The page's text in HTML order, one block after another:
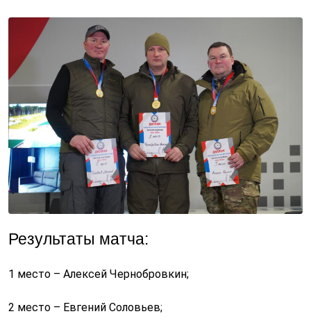
Результаты матча:
1 место – Алексей Чернобровкин;
2 место – Евгений Соловьев;